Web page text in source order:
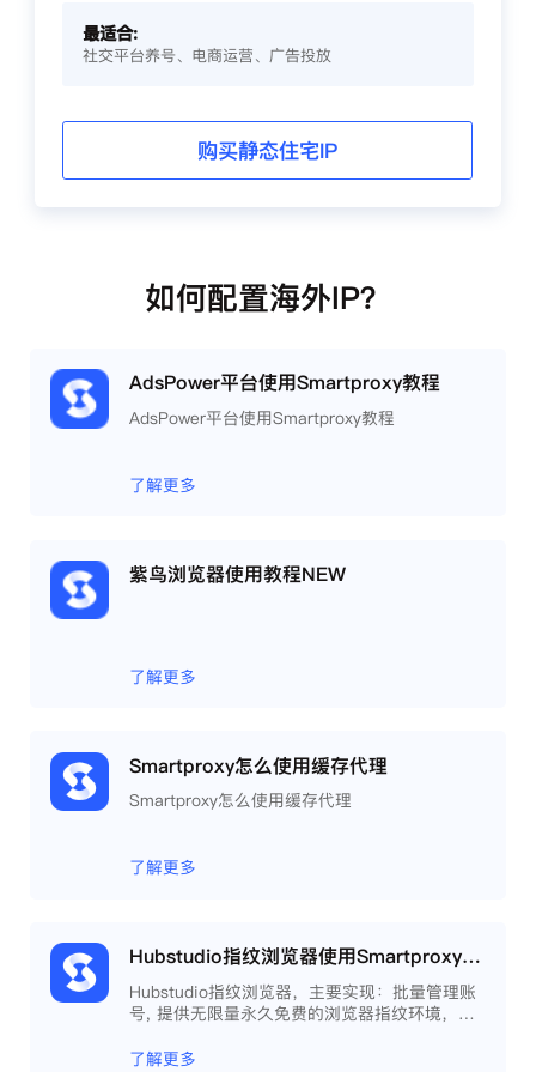
最适合:
社交平台养号、电商运营、广告投放
购买静态住宅IP
如何配置海外IP？
AdsPower平台使用Smartproxy教程
AdsPower平台使用Smartproxy教程
了解更多
紫鸟浏览器使用教程NEW
了解更多
Smartproxy怎么使用缓存代理
Smartproxy怎么使用缓存代理
了解更多
Hubstudio指纹浏览器使用Smartproxy教程
Hubstudio指纹浏览器，主要实现：批量管理账
号, 提供无限量永久免费的浏览器指纹环境，并
工作效率 。
了解更多